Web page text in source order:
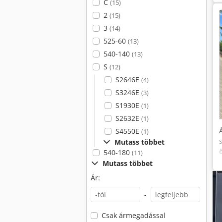
C (15)
2 (15)
3 (14)
525-60 (13)
540-140 (13)
S (12)
S2646E (4)
S3246E (3)
S1930E (1)
S2632E (1)
S4550E (1)
Mutass többet
540-180 (11)
Mutass többet
Ár:
-
Csak ármegadással